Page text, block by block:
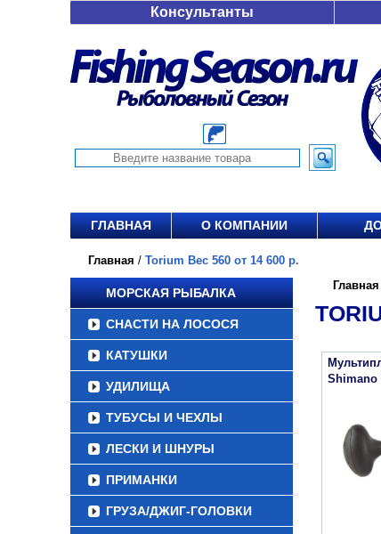
Консультанты
ГЛАВНАЯ О КОМПАНИИ
Главная / Torium Вес 560 от 14 600 р.
МОРСКАЯ РЫБАЛКА
СНАСТИ НА ЛОСОСЯ
КАТУШКИ
УДИЛИЩА
ТУБУСЫ И ЧЕХЛЫ
ЛЕСКИ И ШНУРЫ
ПРИМАНКИ
ГРУЗА/ДЖИГ-ГОЛОВКИ
Главная
Shimano